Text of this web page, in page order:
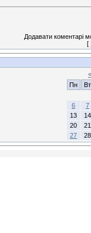
Додавати коментарі
[
«
Пн
Вт
6
7
13
14
20
21
27
28